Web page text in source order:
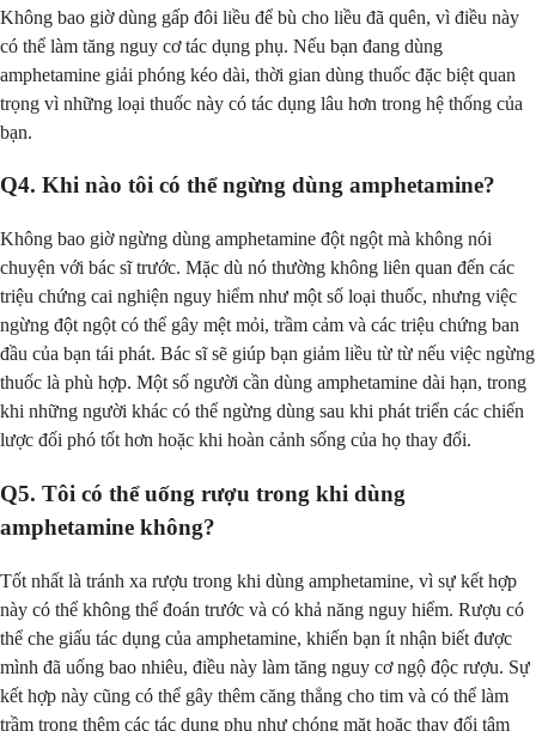
Không bao giờ dùng gấp đôi liều để bù cho liều đã quên, vì điều này
có thể làm tăng nguy cơ tác dụng phụ. Nếu bạn đang dùng
amphetamine giải phóng kéo dài, thời gian dùng thuốc đặc biệt quan
trọng vì những loại thuốc này có tác dụng lâu hơn trong hệ thống của
bạn.
Q4. Khi nào tôi có thể ngừng dùng amphetamine?
Không bao giờ ngừng dùng amphetamine đột ngột mà không nói
chuyện với bác sĩ trước. Mặc dù nó thường không liên quan đến các
triệu chứng cai nghiện nguy hiểm như một số loại thuốc, nhưng việc
ngừng đột ngột có thể gây mệt mỏi, trầm cảm và các triệu chứng ban
đầu của bạn tái phát. Bác sĩ sẽ giúp bạn giảm liều từ từ nếu việc ngừng
thuốc là phù hợp. Một số người cần dùng amphetamine dài hạn, trong
khi những người khác có thể ngừng dùng sau khi phát triển các chiến
lược đối phó tốt hơn hoặc khi hoàn cảnh sống của họ thay đổi.
Q5. Tôi có thể uống rượu trong khi dùng
amphetamine không?
Tốt nhất là tránh xa rượu trong khi dùng amphetamine, vì sự kết hợp
này có thể không thể đoán trước và có khả năng nguy hiểm. Rượu có
thể che giấu tác dụng của amphetamine, khiến bạn ít nhận biết được
mình đã uống bao nhiêu, điều này làm tăng nguy cơ ngộ độc rượu. Sự
kết hợp này cũng có thể gây thêm căng thẳng cho tim và có thể làm
trầm trọng thêm các tác dụng phụ như chóng mặt hoặc thay đổi tâm